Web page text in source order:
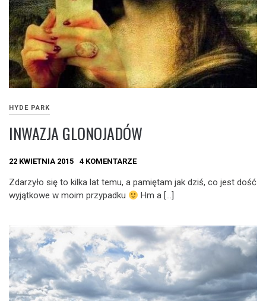
HYDE PARK
INWAZJA GLONOJADÓW
22 KWIETNIA 2015 4 KOMENTARZE
Zdarzyło się to kilka lat temu, a pamiętam jak dziś, co jest dość
wyjątkowe w moim przypadku
Hm a […]